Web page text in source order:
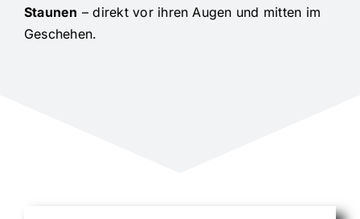
Staunen – direkt vor ihren Augen und mitten im
Geschehen.